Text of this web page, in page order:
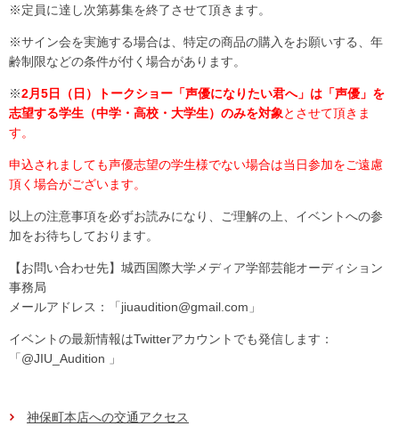
※定員に達し次第募集を終了させて頂きます。
※サイン会を実施する場合は、特定の商品の購入をお願いする、年
齢制限などの条件が付く場合があります。
※2月5日（日）トークショー「声優になりたい君へ」は「声優」を
志望する学生（中学・高校・大学生）のみを対象とさせて頂きま
す。
申込されましても声優志望の学生様でない場合は当日参加をご遠慮
頂く場合がございます。
以上の注意事項を必ずお読みになり、ご理解の上、イベントへの参
加をお待ちしております。
【お問い合わせ先】城西国際大学メディア学部芸能オーディション
事務局
メールアドレス：「jiuaudition@gmail.com」
イベントの最新情報はTwitterアカウントでも発信します：
「@JIU_Audition 」
神保町本店への交通アクセス